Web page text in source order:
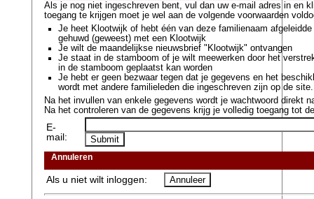
Als je nog niet ingeschreven bent, vul dan uw e-mail adres in en
toegang te krijgen moet je wel aan de volgende voorwaarden
Je heet Klootwijk of hebt één van deze familienaam
gehuwd (geweest) met een Klootwijk
Je wilt de maandelijkse nieuwsbrief "Klootwijk" ontvangen
Je staat in de stamboom of je wilt meewerken door het
in de stamboom geplaatst kan worden
Je hebt er geen bezwaar tegen dat je gegevens en het
wordt met andere familieleden die ingeschreven zijn op de site.
Na het invullen van enkele gegevens wordt je wachtwoord direkt
Na het controleren van de gegevens krijg je volledig toegang tot
E-
mail:
Annuleren
Als u niet wilt inloggen: